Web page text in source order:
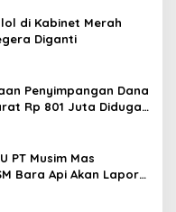
di Kabinet Merah
Diganti
Penyimpangan Dana
Rp 801 Juta Diduga
PT Musim Mas
Bara Api Akan Lapor